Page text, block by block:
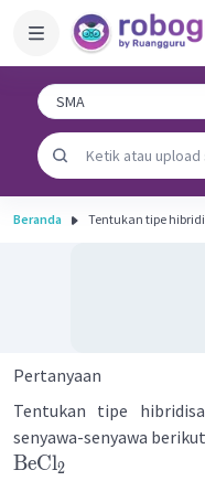
Beranda Tentukan tipe
Pertanyaan
Tentukan tipe
senyawa-senyawa
BeCl2